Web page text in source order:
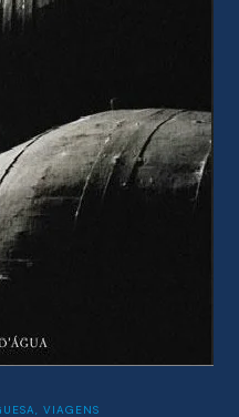
, VIAGENS